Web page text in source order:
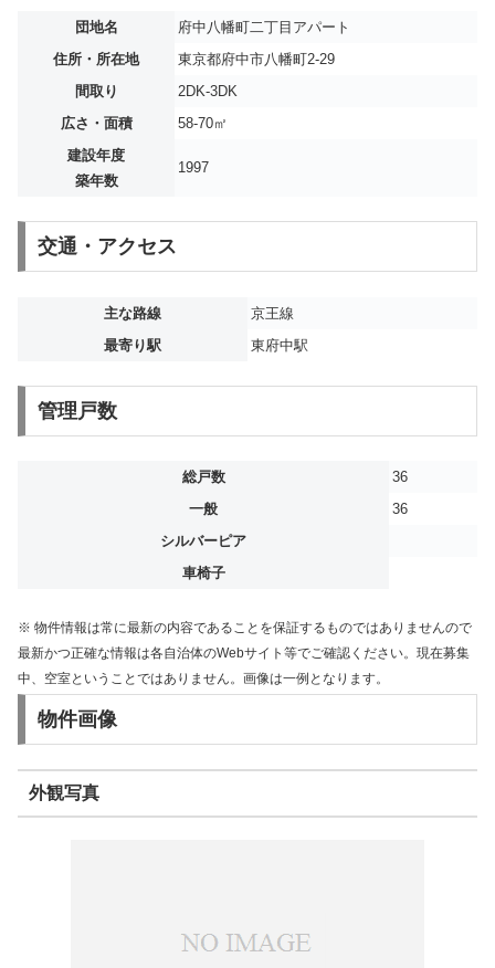
団地名
府中八幡町二丁目アパート
住所・所在地
東京都府中市八幡町2-29
間取り
2DK-3DK
広さ・面積
58-70㎡
建設年度
築年数
1997
交通・アクセス
主な路線
京王線
最寄り駅
東府中駅
管理戸数
総戸数
36
一般
36
シルバーピア
車椅子
※ 物件情報は常に最新の内容であることを保証するものではありませんので
最新かつ正確な情報は各自治体のWebサイト等でご確認ください。現在募集
中、空室ということではありません。画像は一例となります。
物件画像
外観写真